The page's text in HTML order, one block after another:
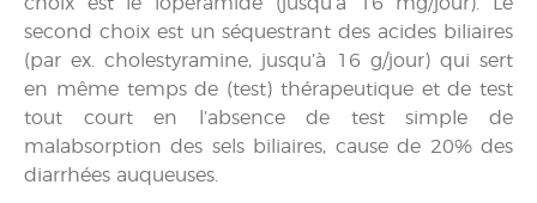
second choix est un séquestrant des acides biliaires
(par ex. cholestyramine, jusqu’à 16 g/jour) qui sert
en même temps de (test) thérapeutique et de test
tout court en l’absence de test simple de
malabsorption des sels biliaires, cause de 20% des
diarrhées auqueuses.